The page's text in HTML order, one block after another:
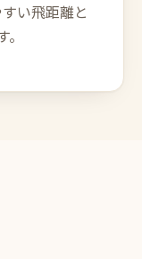
い飛距離と